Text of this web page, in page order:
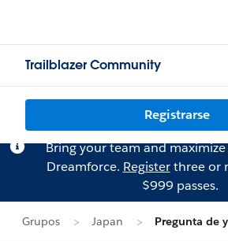
Trailblazer Community
Registrarse
Bring your team and
Dreamforce. Registerthree or
$999 passes.
Grupos Japan Pregunta de